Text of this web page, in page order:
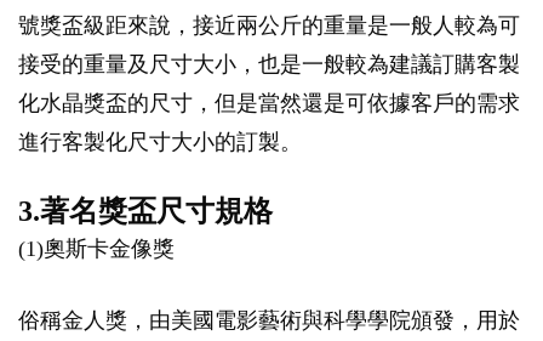
號獎盃級距來說，接近兩公斤的重量是一般人較為可
接受的重量及尺寸大小，也是一般較為建議訂購客製
化水晶獎盃的尺寸，但是當然還是可依據客戶的需求
進行客製化尺寸大小的訂製。
3.著名獎盃尺寸規格
(1)奧斯卡金像獎
俗稱金人獎，由美國電影藝術與科學學院頒發，用於